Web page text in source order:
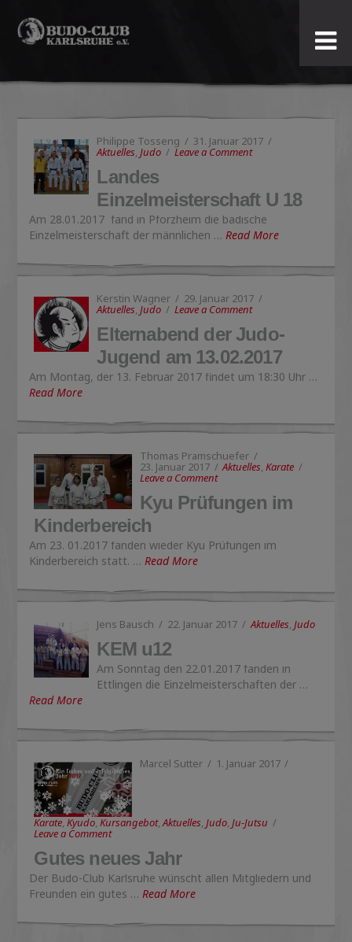
Budo-
Club
Karlsruhe
e.V.
Philippe Tosseng 31. Januar 2017
Aktuelles,Judo Leave a Comment
Landes
Einzelmeisterschaft U 18
Am 28.01.2017 fand in Pforzheim die badische
Einzelmeisterschaft der männlichen …Read More
Kerstin Wagner 29. Januar 2017
Aktuelles,Judo Leave a Comment
Elternabend der Judo-
Jugend am 13.02.2017
Am Montag, der 13. Februar 2017 findet um 18:30 Uhr …
Read More
Thomas Pramschuefer
23. Januar 2017 Aktuelles,Karate
Leave a Comment
Kyu Prüfungen im
Kinderbereich
Am 23. 01.2017 fanden wieder Kyu Prüfungen im
Kinderbereich statt. …Read More
Jens Bausch 22. Januar 2017 Aktuelles, Judo
KEM u12
Am Sonntag den 22.01.2017 fanden in
Ettlingen die Einzelmeisterschaften der …
Read More
Marcel Sutter 1. Januar 2017
Karate,Kyudo,Kursangebot,Aktuelles,Judo,Ju-Jutsu
Leave a Comment
Gutes neues Jahr
Der Budo-Club Karlsruhe wünscht allen Mitgliedern und
Freunden ein gutes …Read More